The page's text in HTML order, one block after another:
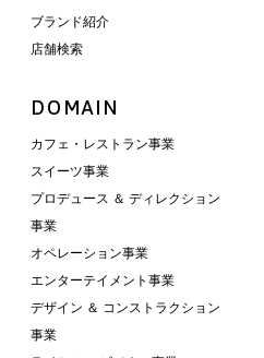
ブランド紹介
店舗検索
DOMAIN
カフェ・レストラン事業
スイーツ事業
プロデュース ＆ ディレクション
事業
オペレーション事業
エンターテイメント事業
デザイン ＆ コンストラクション
事業